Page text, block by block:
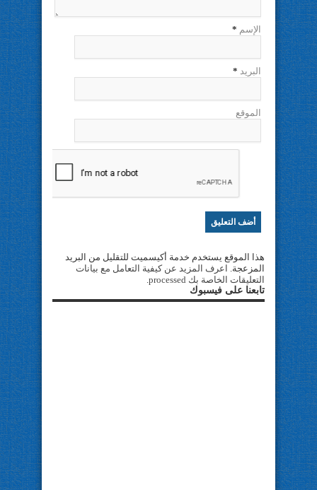
الإسم *
البريد *
الموقع
هذا الموقع يستخدم خدمة أكيسميت للتقليل من البريد
المزعجة. اعرف المزيد عن كيفية التعامل مع بيانات
التعليقات الخاصة بك processed
.
تابعنا على فيسبوك